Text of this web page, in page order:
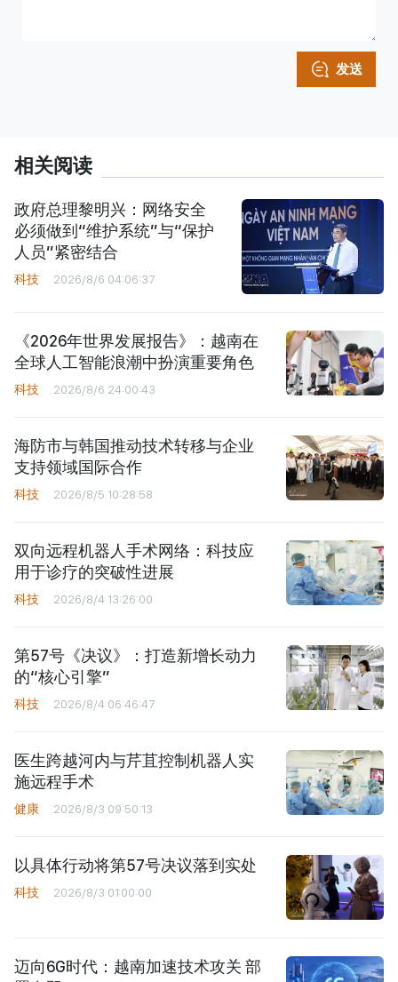
发送
相关阅读
政府总理黎明兴：网络安全
必须做到“维护系统”与“保护
人员”紧密结合
科技 2026/8/6 04:06:37
《2026年世界发展报告》：越南在
全球人工智能浪潮中扮演重要角色
科技 2026/8/6 24:00:43
海防市与韩国推动技术转移与企业
支持领域国际合作
科技 2026/8/5 10:28:58
双向远程机器人手术网络：科技应
用于诊疗的突破性进展
科技 2026/8/4 13:26:00
第57号《决议》：打造新增长动力
的“核心引擎”
科技 2026/8/4 06:46:47
医生跨越河内与芹苴控制机器人实
施远程手术
健康 2026/8/3 09:50:13
以具体行动将第57号决议落到实处
科技 2026/8/3 01:00:00
迈向6G时代：越南加速技术攻关 部